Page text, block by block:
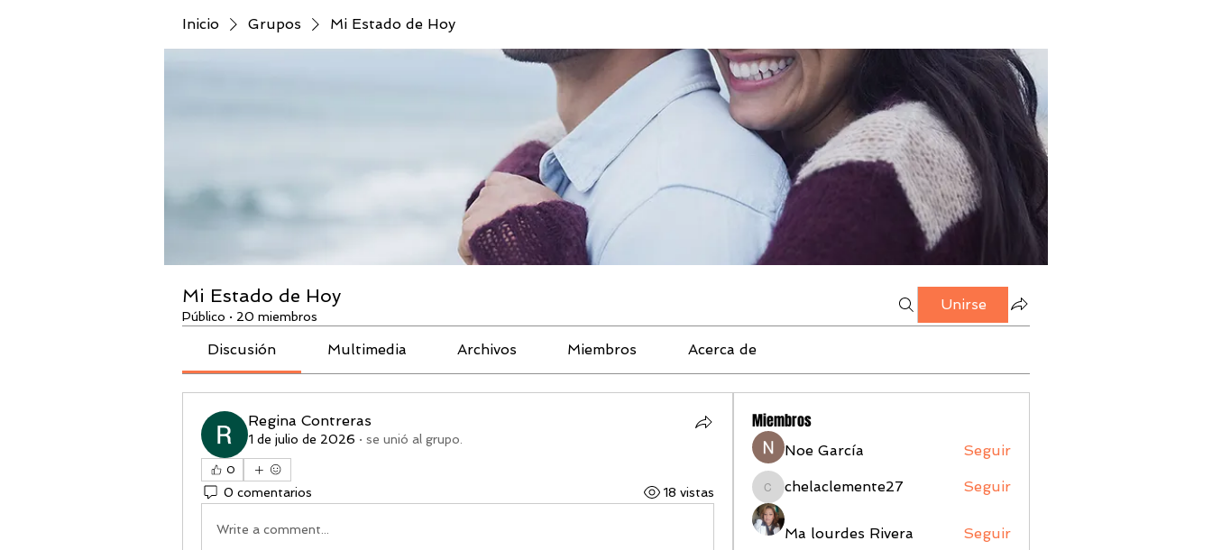
Inicio Grupos Mi Estado de Hoy
Mi Estado de Hoy
Público · 20 miembros
Unirse
Discusión Multimedia Archivos Miembros Acerca de
Regina Contreras
1 de julio de 2026 · se unió al grupo.
0
0 comentarios 18 vistas
Write a comment...
Miembros
Noe García Seguir
chelaclemente27
chelaclemente27 Seguir
Ma lourdes Rivera Seguir